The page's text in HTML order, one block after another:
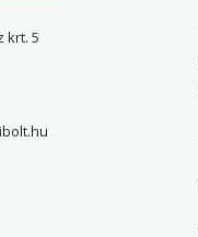
krt. 5